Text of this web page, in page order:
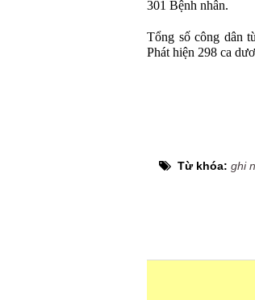
301 Bệnh nhân.
Tổng số công dân
Phát hiện 298 ca
Từ khóa: ghi